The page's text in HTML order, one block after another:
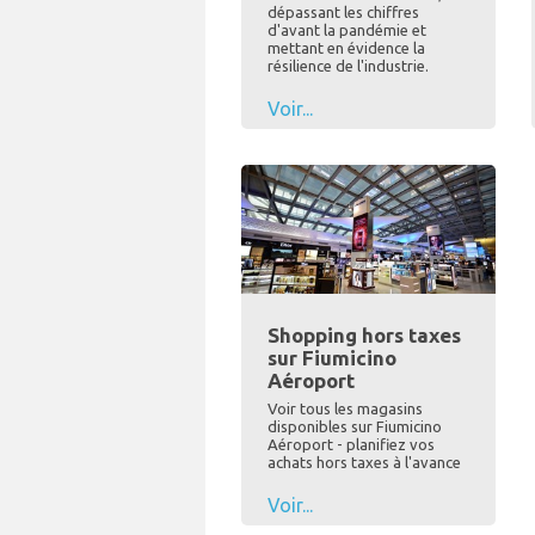
dépassant les chiffres
d'avant la pandémie et
mettant en évidence la
résilience de l'industrie.
Voir...
Shopping hors taxes
sur Fiumicino
Aéroport
Voir tous les magasins
disponibles sur Fiumicino
Aéroport - planifiez vos
achats hors taxes à l'avance
Voir...